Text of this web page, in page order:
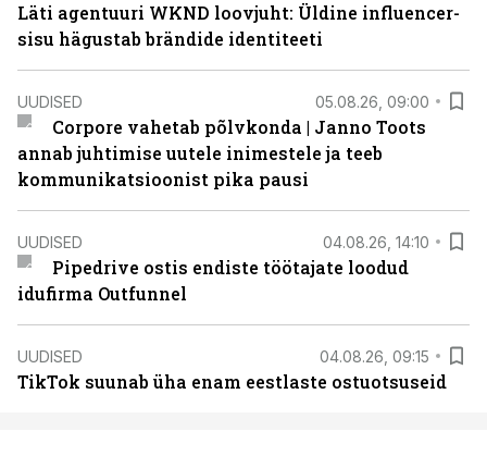
Läti agentuuri WKND loovjuht: Üldine influencer-
sisu hägustab brändide identiteeti
UUDISED 05.08.26, 09:00
Corpore vahetab põlvkonda | Janno Toots
annab juhtimise uutele inimestele ja teeb
kommunikatsioonist pika pausi
UUDISED 04.08.26, 14:10
Pipedrive ostis endiste töötajate loodud
idufirma Outfunnel
UUDISED 04.08.26, 09:15
TikTok suunab üha enam eestlaste ostuotsuseid